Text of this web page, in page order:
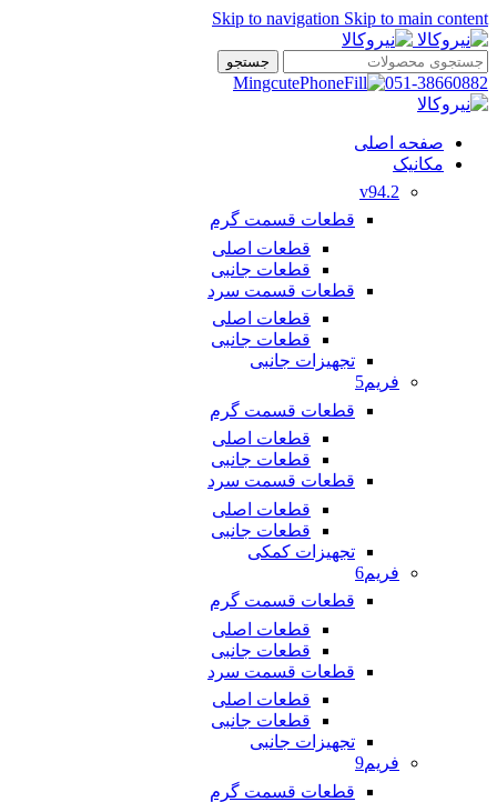
Skip to navigation Skip to main content
جستجو
051-38660882
صفحه اصلی
مکانیک
v94.2
قطعات قسمت گرم
قطعات اصلی
قطعات جانبی
قطعات قسمت سرد
قطعات اصلی
قطعات جانبی
تجهیزات جانبی
فریم5
قطعات قسمت گرم
قطعات اصلی
قطعات جانبی
قطعات قسمت سرد
قطعات اصلی
قطعات جانبی
تجهیزات کمکی
فریم6
قطعات قسمت گرم
قطعات اصلی
قطعات جانبی
قطعات قسمت سرد
قطعات اصلی
قطعات جانبی
تجهیزات جانبی
فریم9
قطعات قسمت گرم